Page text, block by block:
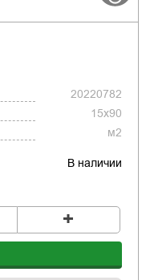
20220782
15x90
м2
В наличии
+